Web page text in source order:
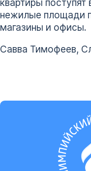
квартиры
нежилые площади
магазины и офисы.
Савва Тимофеев,